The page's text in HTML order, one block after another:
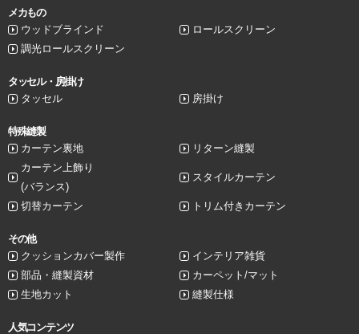
メカもの
ウッドブラインド
ロールスクリーン
調光ロールスクリーン
タッセル・房掛け
タッセル
房掛け
特殊縫製
カーテン裏地
リターン縫製
カーテン上飾り
(バランス)
スタイルカーテン
切替カーテン トリム付きカーテン
その他
クッションカバー製作
インテリア雑貨
部品・縫製資材
カーペット/マット
生地カット
縫製仕様
人気コンテンツ